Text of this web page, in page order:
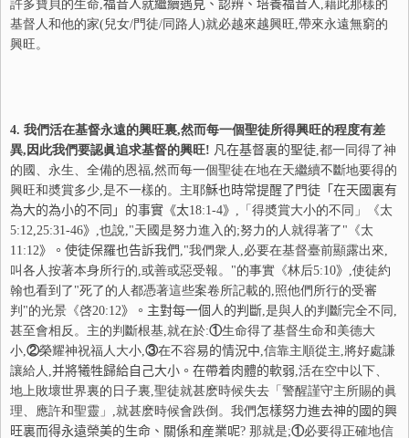
許多寶貝的生命,福音人就繼續遇見、認辨、培養福音人,藉此那樣的
基督人和他的家(兒女/門徒/同路人)就必越來越興旺,帶來永遠無窮的
興旺。
4. 我們活在基督永遠的興旺裏,然而每一個聖徒所得興旺的程度有差
異,因此我們要認眞追求基督的興旺! 凡在基督裏的聖徒,都一同得了神
的國、永生、全備的恩福,然而每一個聖徒在地在天繼續不斷地要得的
興旺和奬賞多少,是不一樣的。主耶穌也時常提醒了門徒「在天國裏有
為大的為小的不同」的事實《太18:1-4》 ,「得奬賞大小的不同」《太
5:12,25:31-46》 ,也說,"天國是努力進入的;努力的人就得著了"《太
11:12》。使徒保羅也告訴我們 ,"我們衆人,必要在基督臺前顯露出來,
叫各人按著本身所行的,或善或惡受報。"的事實《林后5:10》 ,使徒約
翰也看到了"死了的人都憑著這些案卷所記載的,照他們所行的受審
判"的光景《啓20:12》。主對每一個人的判斷,是與人的判斷完全不同,
甚至會相反。主的判斷根基,就在於:①生命得了基督生命和美德大
小,②榮耀神祝福人大小,③在不容易的情況中,信靠主順從主,將好處謙
讓給人,并將犧牲歸給自己大小。在帶着肉體的軟弱,活在空中以下、
地上敗壞世界裏的日子裏,聖徒就甚麽時候失去「警醒謹守主所賜的眞
理、應許和聖靈」,就甚麽時候會跌倒。我們 怎樣努力進去神的國的興
旺裏而得永遠榮美的生命、關係和産業呢? 那就是;①必要得正確地信